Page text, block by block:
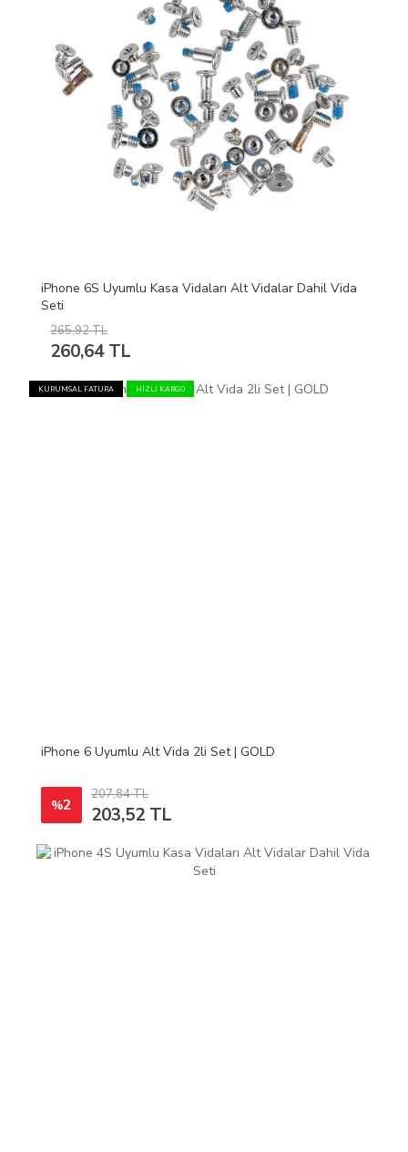
iPhone 6S Uyumlu Kasa Vidaları Alt Vidalar Dahil Vida
Seti
265,92 TL
260,64 TL
KURUMSAL FATURA HIZLI KARGO
iPhone 6 Uyumlu Alt Vida 2li Set | GOLD
%2
207,84 TL
203,52 TL